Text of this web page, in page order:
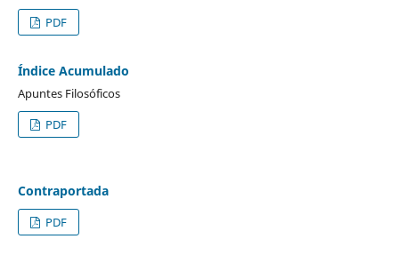
PDF
Índice Acumulado
Apuntes Filosóficos
PDF
Contraportada
PDF